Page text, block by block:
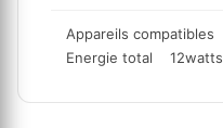
Appareils compatibles
Energie total 12watts